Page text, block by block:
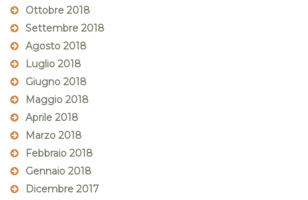
Ottobre 2018
Settembre 2018
Agosto 2018
Luglio 2018
Giugno 2018
Maggio 2018
Aprile 2018
Marzo 2018
Febbraio 2018
Gennaio 2018
Dicembre 2017